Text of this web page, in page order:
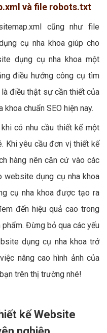
và file robots.txt
cũng như file
cụ nha khoa giúp cho
dụng cụ nha khoa một
điều hướng công cụ tìm
điều thật sự cần thiết của
chuẩn SEO hiện nay.
có nhu cầu thiết kế một
Khi yêu cầu đơn vị thiết kế
hàng nên căn cứ vào các
website dụng cụ nha khoa
cụ nha khoa được tạo ra
đến hiệu quả cao trong
Đừng bỏ qua các yếu
dụng cụ nha khoa trở
nâng cao hình ảnh của
trên thị trường nhé!
kế Website